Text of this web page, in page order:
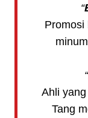
“
Promosi
“
Ahli
Tang